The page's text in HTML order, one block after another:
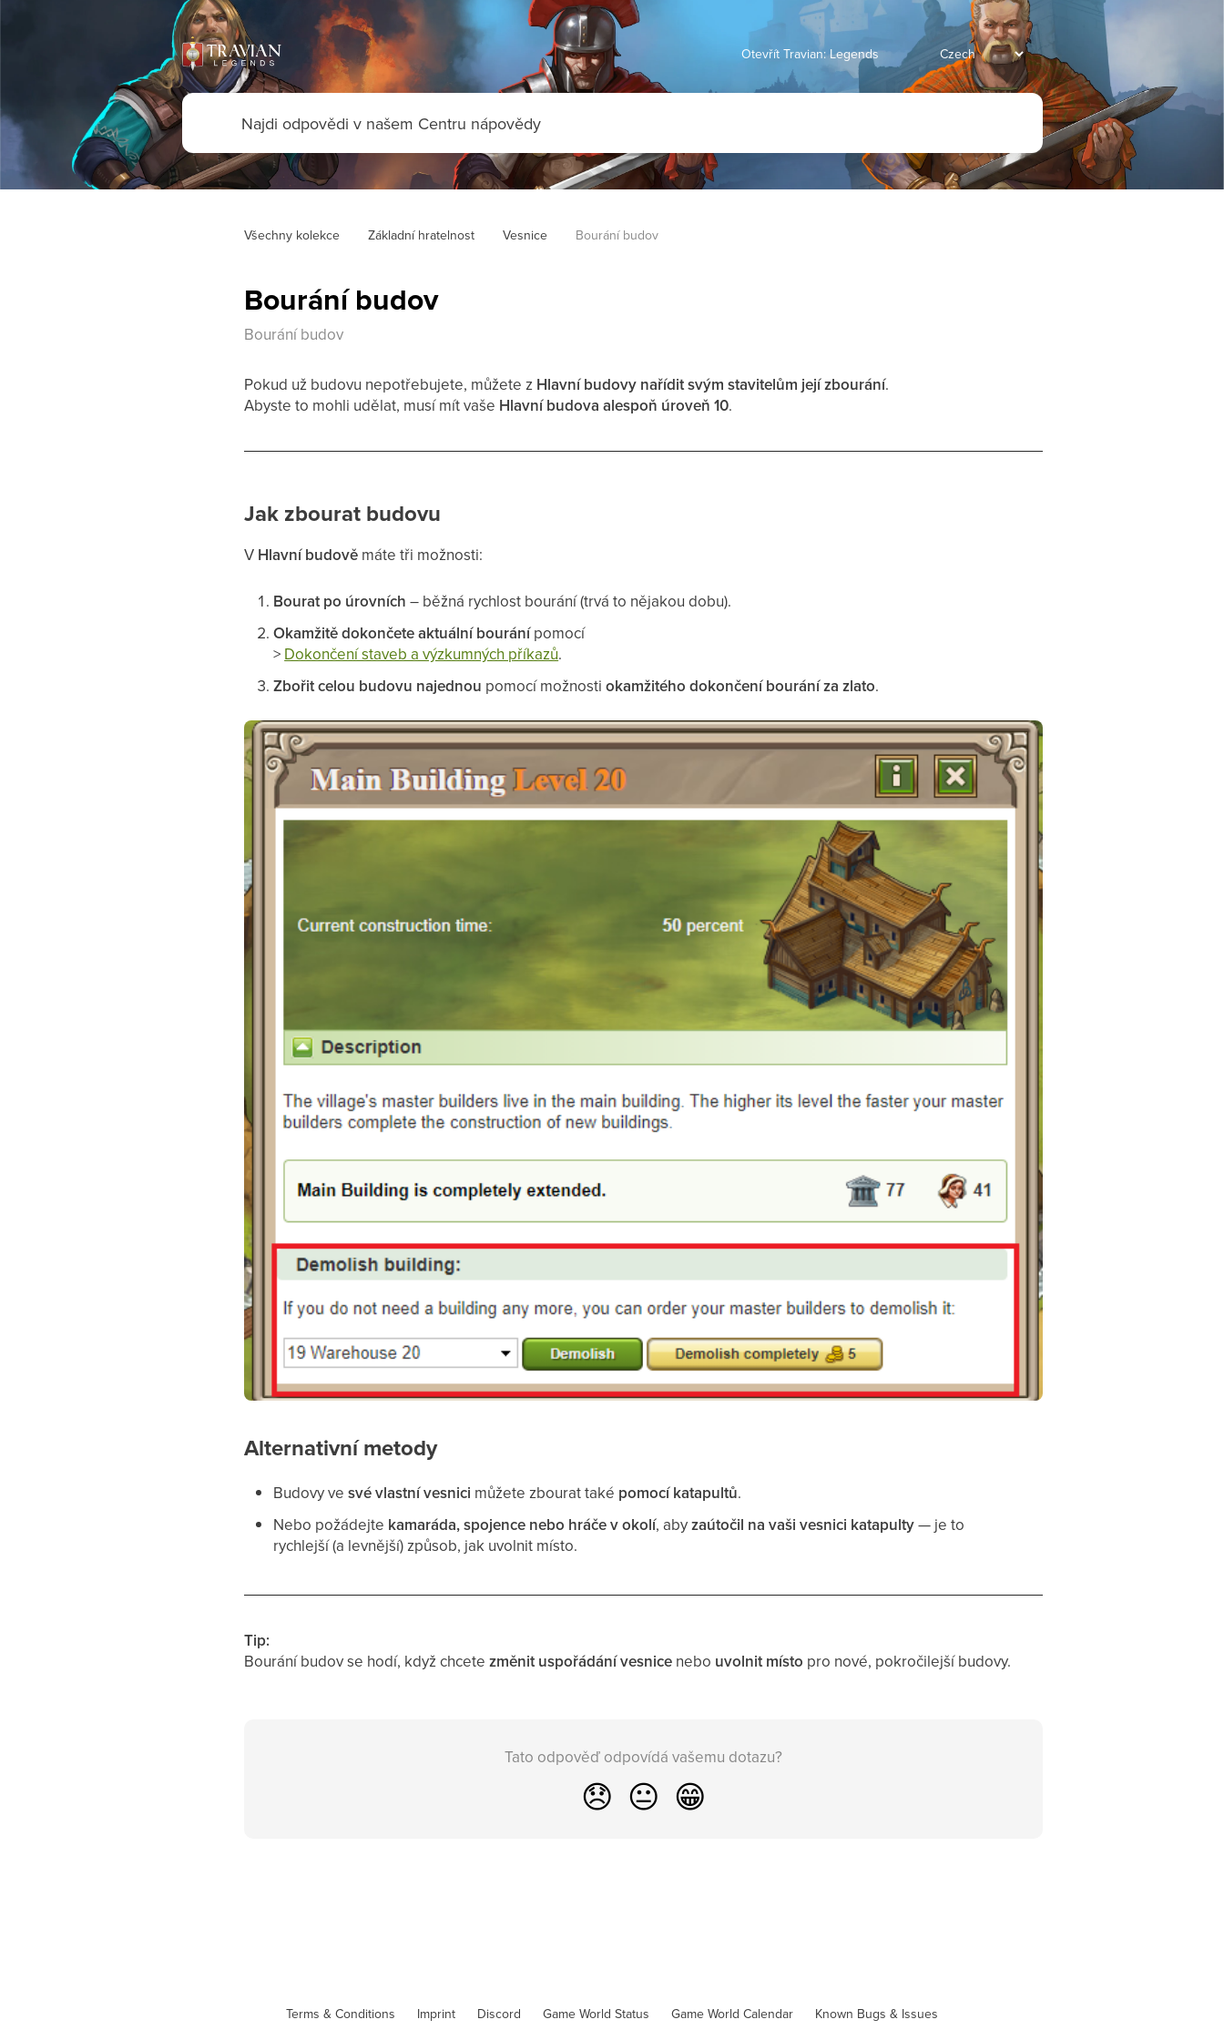
Otevřít Travian: Legends
Všechny kolekce Základní hratelnost Vesnice Bourání budov
Bourání budov
Bourání budov
Pokud už budovu nepotřebujete, můžete z Hlavní budovy nařídit svým stavitelům její zbourání.
Abyste to mohli udělat, musí mít vaše Hlavní budova alespoň úroveň 10.
Jak zbourat budovu
V Hlavní budově máte tři možnosti:
Bourat po úrovních – běžná rychlost bourání (trvá to nějakou dobu).
Okamžitě dokončete aktuální bouránípomocí
> Dokončení staveb a výzkumných příkazů.
Zbořit celou budovu najednou pomocí možnostiokamžitého dokončení bourání za zlato.
Alternativní metody
Budovy vesvé vlastní vesnici můžete zbourat také pomocí katapultů.
Nebo požádejte kamaráda, spojence nebo hráče v okolí, abyzaútočil na vaši vesnici katapulty— je to
rychlejší (a levnější) způsob, jak uvolnit místo.
Tip:
Bourání budov se hodí, když chcetezměnit uspořádání vesnice nebo uvolnit místo pro nové, pokročilejší budovy.
Tato odpověď odpovídá vašemu dotazu?
😞 😐 😁
Terms & Conditions Imprint Discord Game World Status Game World Calendar Known Bugs & Issues